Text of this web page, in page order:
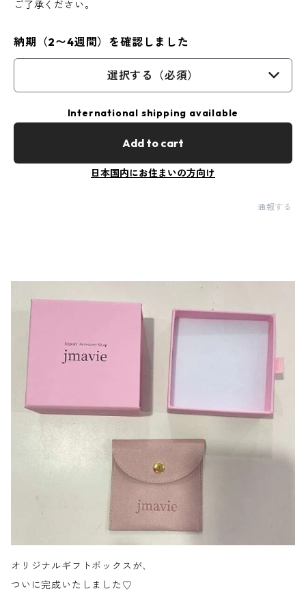
ご了承ください。
納期（2〜4週間）を確認しました
選択する（必須）
International shipping available
Add to cart
日本国内にお住まいの方向け
通報する
オリジナルギフトボックスが、
ついに完成いたしました♡